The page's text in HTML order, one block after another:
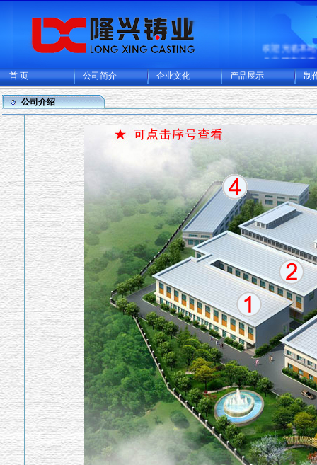
欢迎光临本
企业致力于
合金钢系列
铸钢件及机
用先进的失
艺，是国内
造的大型的
可供精密铸
铸成品件
主要出口欧
多国家。
首 页 公司简介 企业文化 产品展示 制
公司介绍